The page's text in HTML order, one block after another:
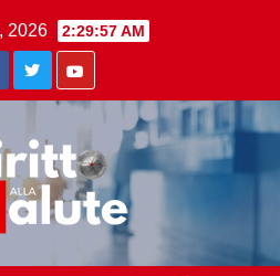
2026 2:29:58 AM